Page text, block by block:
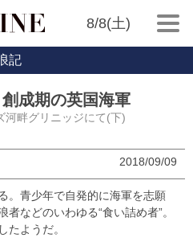
8/8(土)
記
創成期の英国海軍
畔グリニッジにて(下)
2018/09/09
。青少年で自発的に海軍を志願
などのいわゆる“食い詰め者”。
たようだ。